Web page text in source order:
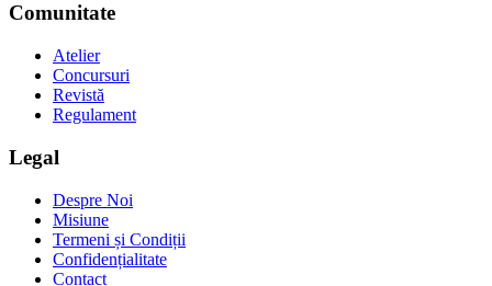
Comunitate
Atelier
Concursuri
Revistă
Regulament
Legal
Despre Noi
Misiune
Termeni și Condiții
Confidențialitate
Contact